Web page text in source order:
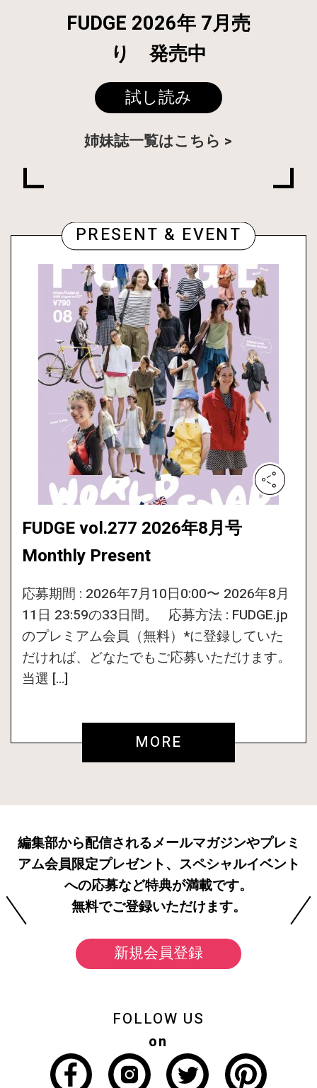
FUDGE 2026年 7月売
り 発売中
試し読み
姉妹誌一覧はこちら
PRESENT & EVENT
FUDGE vol.277 2026年8月号
Monthly Present
応募期間 : 2026年7月10日0:00〜 2026年8月
11日 23:59の33日間。 応募方法 : FUDGE.jp
のプレミアム会員（無料）*に登録していた
だければ、どなたでもご応募いただけます。
当選 […]
MORE
編集部から配信されるメールマガジンやプレミ
アム会員限定プレゼント、スペシャルイベント
への応募など特典が満載です。
無料でご登録いただけます。
新規会員登録
FOLLOW US
on